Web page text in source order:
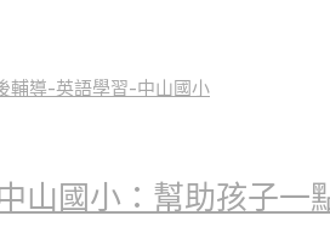
山國小：幫助孩子